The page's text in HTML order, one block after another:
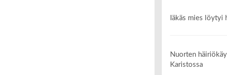
Iäkäs mies löytyi
Nuorten
Karistossa